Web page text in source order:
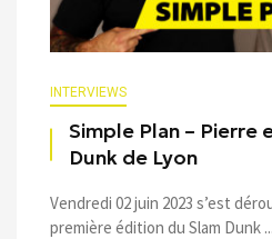
INTERVIEWS
Simple Plan – Pierre
Dunk de Lyon
Vendredi 02 juin 2023 s’est
première édition du Slam Dunk ...